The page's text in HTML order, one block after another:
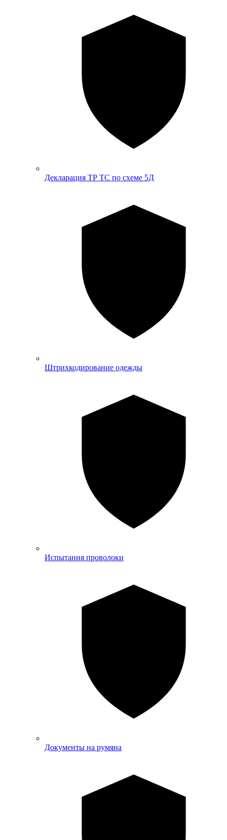
Декларация ТР ТС по схеме 5Д
Штрихкодирование одежды
Испытания проволоки
Документы на румяна